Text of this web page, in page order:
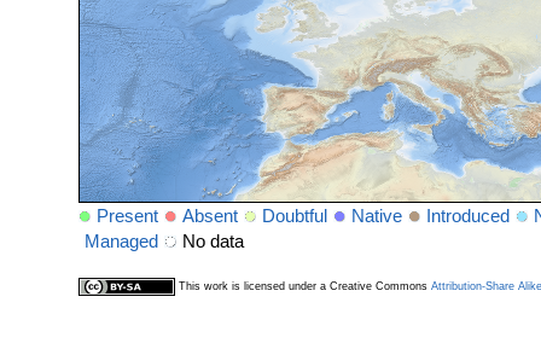
Present Absent Doubtful Native Introduced
Managed
No data
This work is licensed under a Creative Commons Attribution-Share